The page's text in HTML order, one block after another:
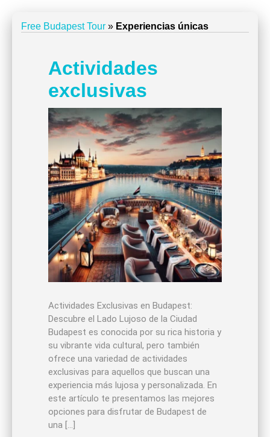
Free Budapest Tour » Experiencias únicas
Actividades
exclusivas
Actividades Exclusivas en Budapest:
Descubre el Lado Lujoso de la Ciudad
Budapest es conocida por su rica historia y
su vibrante vida cultural, pero también
ofrece una variedad de actividades
exclusivas para aquellos que buscan una
experiencia más lujosa y personalizada. En
este artículo te presentamos las mejores
opciones para disfrutar de Budapest de
una […]